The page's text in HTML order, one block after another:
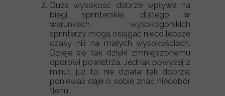
Duża wysokość dobrze wpływa na
biegi sprinterskie, dlatego w
warunkach wysokogórskich
sprinterzy mogą osiągać nieco lepsze
czasy niż na małych wysokościach.
Dzieje się tak dzięki zmniejszonemu
oporowi powietrza. Jednak powyżej 2
minut już to nie działa tak dobrze,
ponieważ daje o sobie znać niedobór
tlenu.